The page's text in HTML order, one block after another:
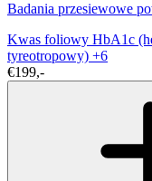
Badania przesiewowe
Kwas foliowy HbA1c
tyreotropowy) +6
€199,-